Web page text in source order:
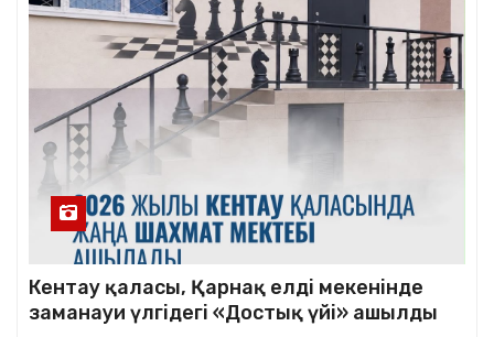
Кентау қаласы, Қарнақ елді мекенінде
заманауи үлгідегі «Достық үйі» ашылды